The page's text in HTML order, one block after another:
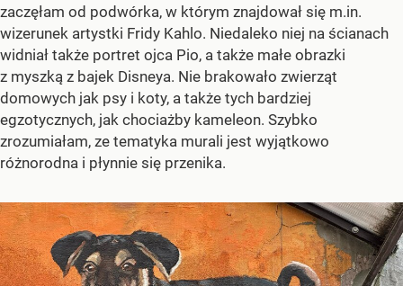
zaczęłam od podwórka, w którym znajdował się m.in.
wizerunek artystki Fridy Kahlo. Niedaleko niej na ścianach
widniał także portret ojca Pio, a także małe obrazki
z myszką z bajek Disneya. Nie brakowało zwierząt
domowych jak psy i koty, a także tych bardziej
egzotycznych, jak chociażby kameleon. Szybko
zrozumiałam, ze tematyka murali jest wyjątkowo
różnorodna i płynnie się przenika.